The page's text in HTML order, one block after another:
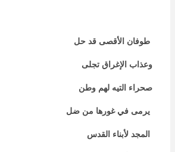
طوفان الأقصى قد حل
وعذاب الإغراق تجلى
صحراء التيه لهم وطن
يرمى في غورها من ضل
المجد لأبناء القدس